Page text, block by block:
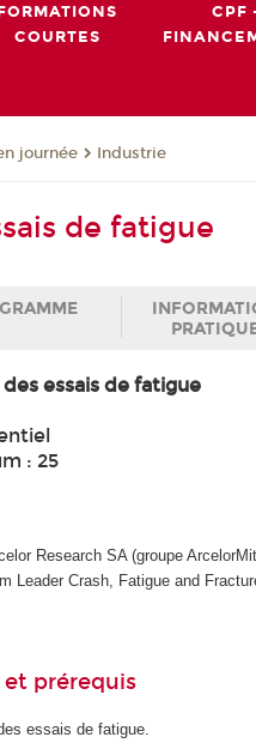
COURTES
CPF
journée Industrie
de fatigue
essais de fatigue
: 25
Research SA (groupe
Leader Crash, Fatigue and
et prérequis
essais de fatigue.